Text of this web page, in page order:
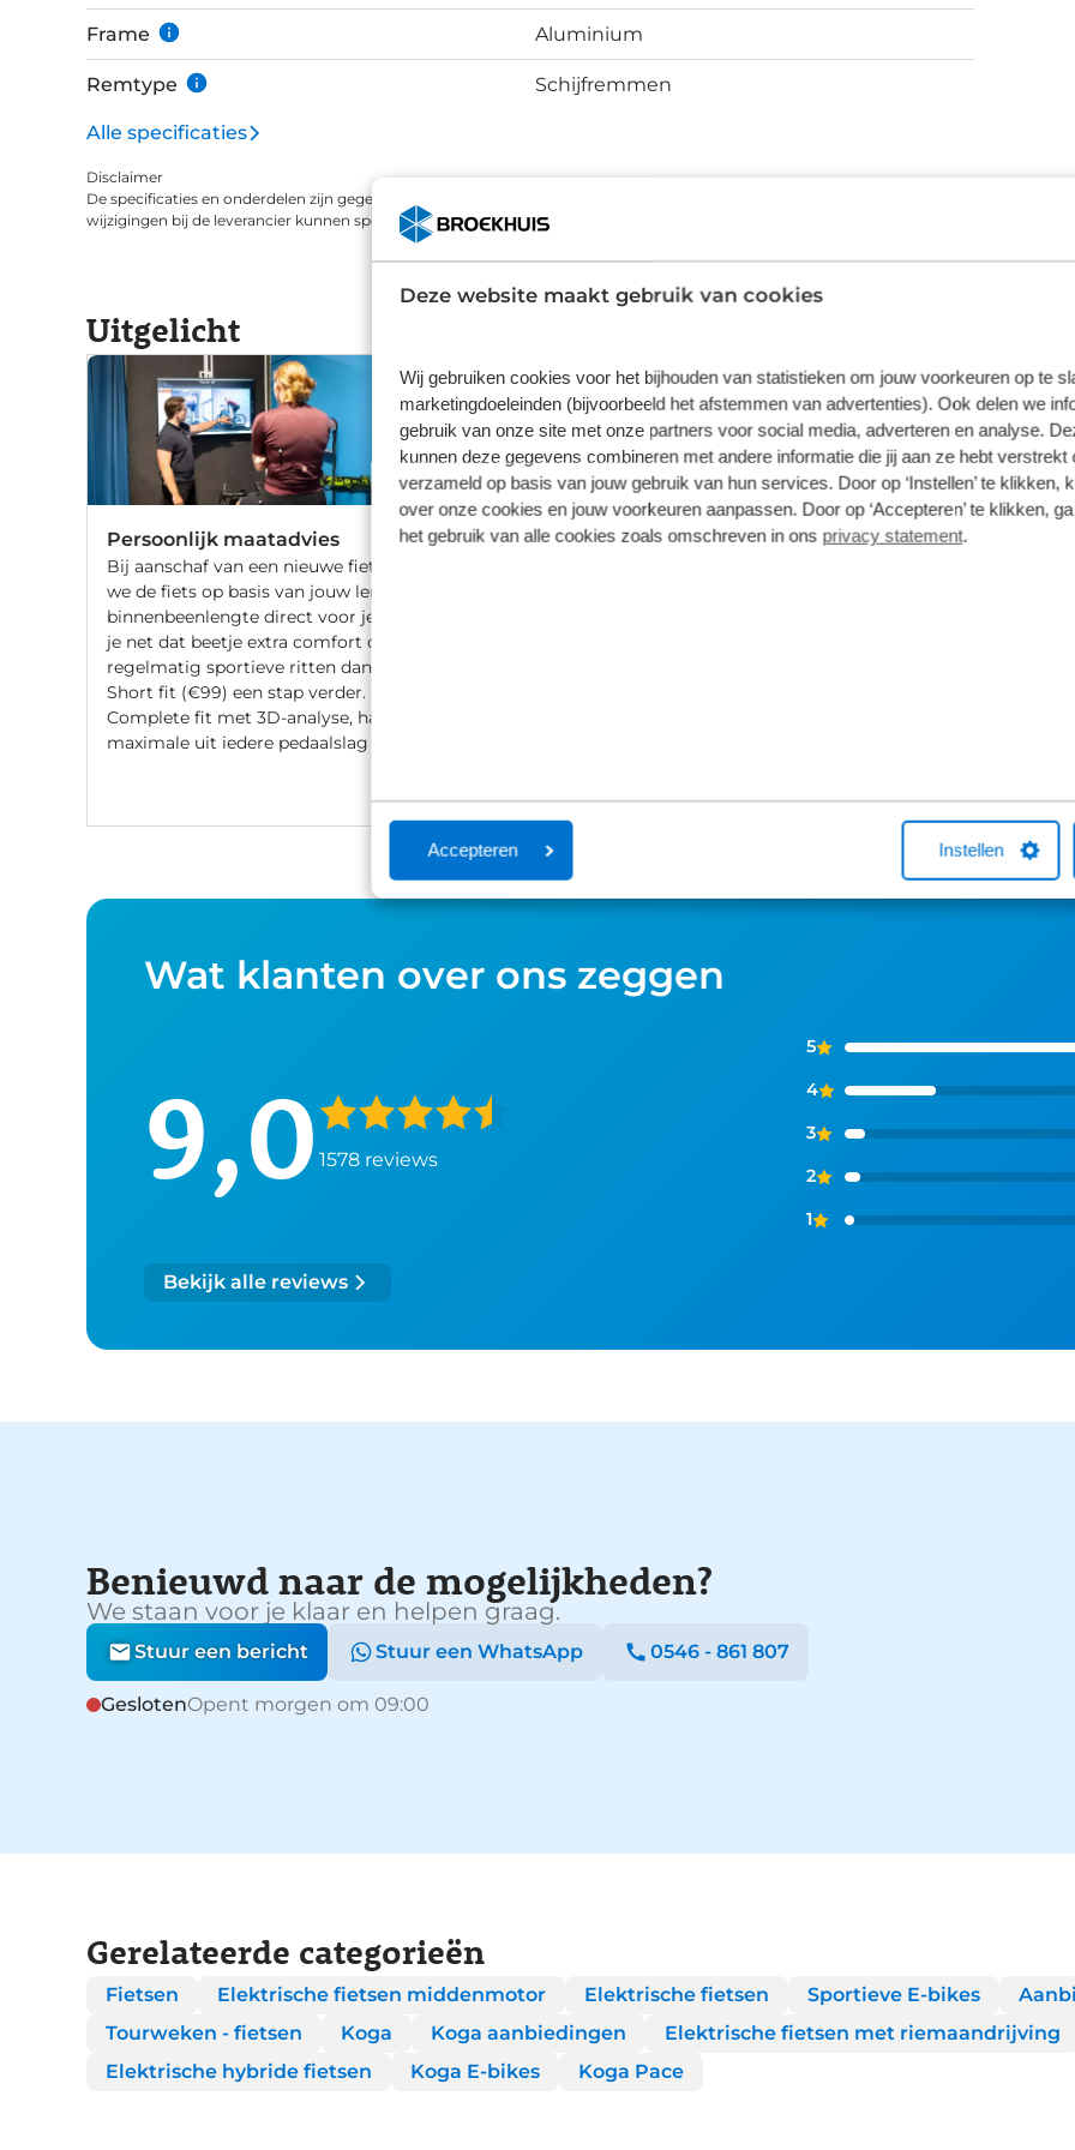
Deze website maakt gebruik van cookies
Wij gebruiken cookies voor het bijhouden van statistieken om jouw voorkeuren op te
marketingdoeleinden (bijvoorbeeld het afstemmen van advertenties). Ook delen we
gebruik van onze site met onze partners voor social media, adverteren en analyse.
kunnen deze gegevens combineren met andere informatie die jij aan ze hebt verstrekt
verzameld op basis van jouw gebruik van hun services. Door op ‘Instellen’ te klikken,
over onze cookies en jouw voorkeuren aanpassen. Door op ‘Accepteren’ te klikken,
het gebruik van alle cookies zoals omschreven in ons privacy statement.
Accepteren Instellen
Frame Aluminium
Remtype Schijfremmen
Alle specificaties
Disclaimer
De specificaties en onderdelen zijn gegeven op basis van aanlevering van de leverancier. Op basis van beschikbaarheid of
wijzigingen bij de leverancier kunnen specificaties afwijken.
Uitgelicht
Persoonlijk maatadvies
Bij aanschaf van een nieuwe fiets stellen
we de fiets op basis van jouw lengte en
binnenbeenlengte direct voor je af. Wil
je net dat beetje extra comfort of fiets je
regelmatig sportieve ritten dan gaat de
Short fit (€99) een stap verder. Met een
Complete fit met 3D-analyse, haal je het
maximale uit iedere pedaalslag (€249).
Bosch Kiox 300 Enviolo
rijervaring
zie het als
De Manual-
volledig
van jouw
robuust
Wat klanten over ons zeggen
9,0 1578 reviews
5
4
3
2
1
Bekijk alle reviews
Benieuwd naar de mogelijkheden?
We staan voor je klaar en helpen graag.
Stuur een bericht Stuur een WhatsApp 0546 - 861 807
GeslotenOpent morgen om 09:00
Gerelateerde categorieën
Fietsen Elektrische fietsen middenmotor Elektrische fietsen Sportieve E-bikes
Tourweken - fietsen
Koga Koga aanbiedingen Elektrische fietsen met riemaandrijving
Elektrische hybride fietsen
Koga E-bikes Koga Pace